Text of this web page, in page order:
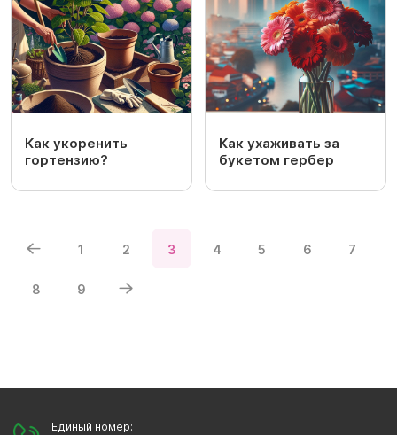
Как укоренить
гортензию?
Как ухаживать за
букетом гербер
1 2 3 4 5 6 7
8 9
Единый номер: